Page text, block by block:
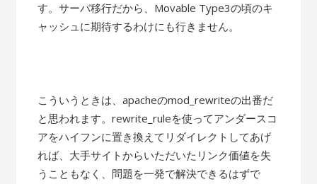
す。サーバ移行だから、Movable Type3の頃のキ
ャッシュに期待するわけにも行きません。
こういうときは、apacheのmod_rewriteの出番だ
と思われます。rewrite_ruleを使ってアンダースコ
アをハイフンに置き換えてリダイレクトしてあげ
れば、大手サイトからいただいたリンク価値を失
うこともなく、問題を一発で解決できるはずで